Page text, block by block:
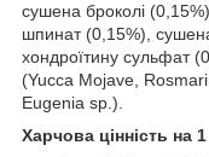
сушена броколі
шпинат (0,15%),
хондроїтину сульфат
(Yucca Mojave,
Eugenia sp.).
Харчова цінність на